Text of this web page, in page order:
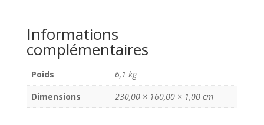
Vert
-
160x230
cm
Informations
complémentaires
Poids
6,1 kg
Dimensions
230,00 × 160,00 × 1,00 cm